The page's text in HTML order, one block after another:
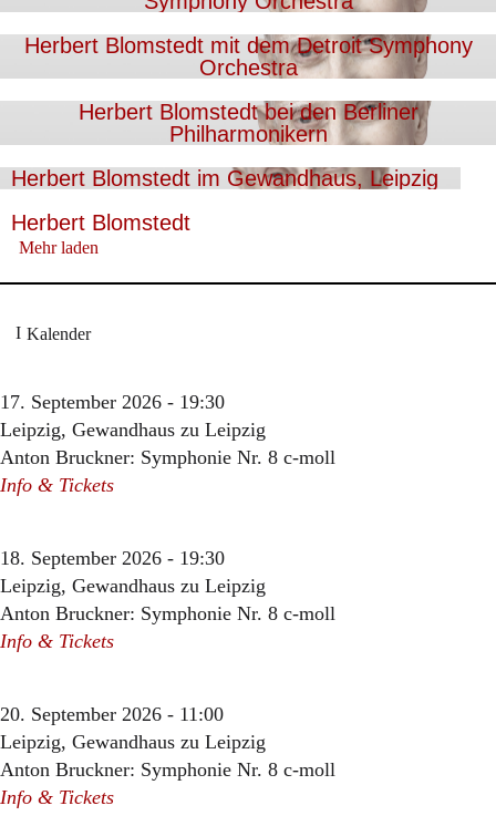
Herbert Blomstedt mit dem Detroit Symphony
Orchestra
Herbert Blomstedt bei den Berliner
Philharmonikern
Herbert Blomstedt im Gewandhaus, Leipzig
Herbert Blomstedt
Mehr laden
Kalender
17. September 2026 - 19:30
Leipzig, Gewandhaus zu Leipzig
Anton Bruckner: Symphonie Nr. 8 c-moll
Info & Tickets
18. September 2026 - 19:30
Leipzig, Gewandhaus zu Leipzig
Anton Bruckner: Symphonie Nr. 8 c-moll
Info & Tickets
20. September 2026 - 11:00
Leipzig, Gewandhaus zu Leipzig
Anton Bruckner: Symphonie Nr. 8 c-moll
Info & Tickets